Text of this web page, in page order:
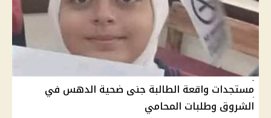
مستجدات واقعة الطالبة جنى ضحية الدهس في
الشروق وطلبات المحامي